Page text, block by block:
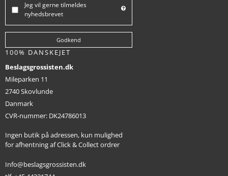
Jeg vil gerne tilmeldes
nyhedsbrevet
Godkend
100% DANSKEJET
Beslagsgrossisten.dk
Mileparken 11
2740 Skovlunde
Danmark
CVR-nummer: DK24786013
Ingen butik på adressen, kun mulighed
for afhentning af Click & Collect ordrer
Info@beslagsgrossisten.dk